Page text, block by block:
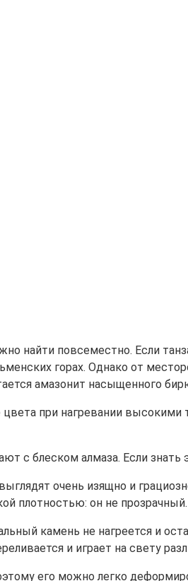
найти повсеместно. Если
горах. Однако от
амазонит насыщенного
при нагревании
с блеском алмаза. Если
очень изящно и
плотностью: он не прозрачный.
камень не нагреется и
и играет на свету
его можно легко